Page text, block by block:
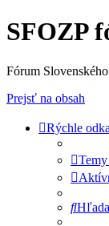
SFOZP
Fórum
Prejsť na obsah
Rýchle